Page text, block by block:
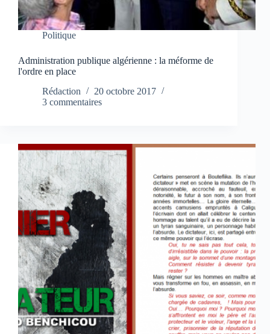
Politique
Administration publique algérienne : la méforme de
l'ordre en place
Rédaction
20 octobre 2017
3 commentaires